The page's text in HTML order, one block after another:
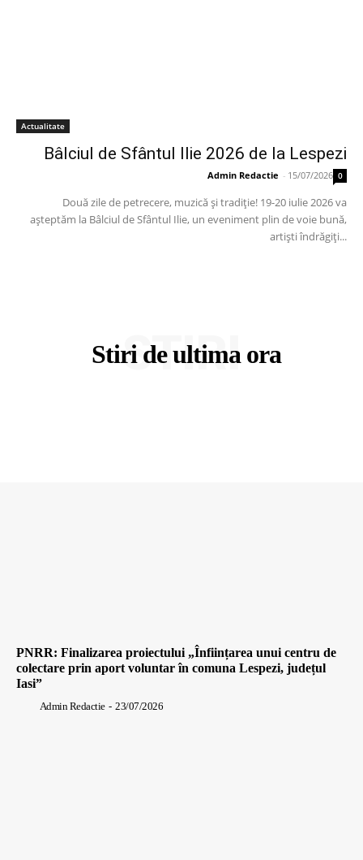
Actualitate
Bâlciul de Sfântul Ilie 2026 de la Lespezi
Admin Redactie - 15/07/2026 0
Două zile de petrecere, muzică și tradiție! 19-20 iulie 2026 va
așteptăm la Bâlciul de Sfântul Ilie, un eveniment plin de voie bună,
artiști îndrăgiți...
Stiri de ultima ora
STIRI
PNRR: Finalizarea proiectului „Înființarea unui centru de
colectare prin aport voluntar în comuna Lespezi, județul
Iasi”
Admin Redactie - 23/07/2026